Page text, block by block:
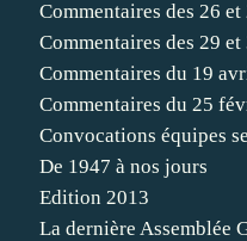
Commentaires des 26
Commentaires des 29 et
Commentaires du 19
Commentaires du 25
Convocations équipes
De 1947 à nos jours
Edition 2013
La dernière Assemblée